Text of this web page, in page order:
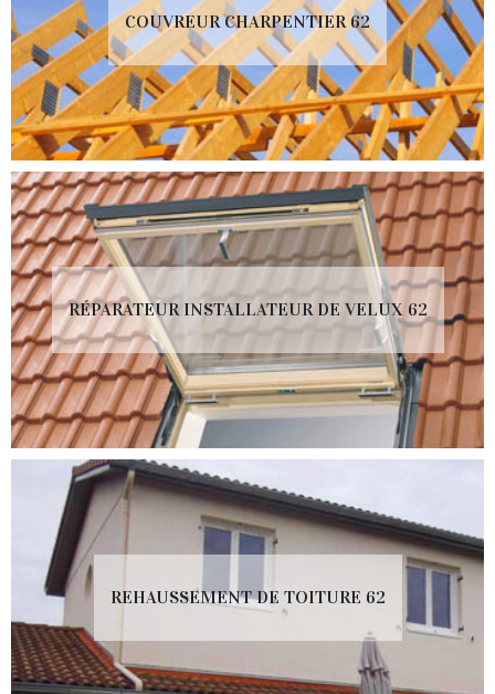
COUVREUR CHARPENTIER 62
RÉPARATEUR INSTALLATEUR DE VELUX 62
REHAUSSEMENT DE TOITURE 62